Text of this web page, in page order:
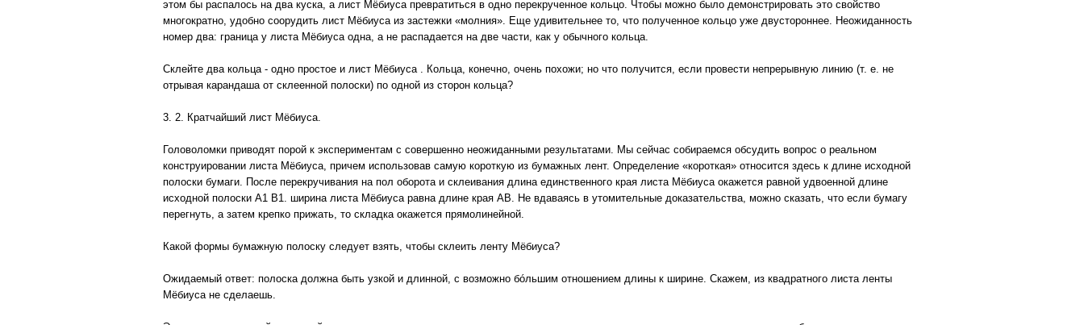
этом бы распалось на два куска, а лист Мёбиуса превратиться в одно перекрученное кольцо. Чтобы можно было демонстрировать это свойство
многократно, удобно соорудить лист Мёбиуса из застежки «молния». Еще удивительнее то, что полученное кольцо уже двустороннее. Неожиданность
номер два: граница у листа Мёбиуса одна, а не распадается на две части, как у обычного кольца.
Склейте два кольца - одно простое и лист Мёбиуса . Кольца, конечно, очень похожи; но что получится, если провести непрерывную линию (т. е. не
отрывая карандаша от склеенной полоски) по одной из сторон кольца?
3. 2. Кратчайший лист Мёбиуса.
Головоломки приводят порой к экспериментам с совершенно неожиданными результатами. Мы сейчас собираемся обсудить вопрос о реальном
конструировании листа Мёбиуса, причем использовав самую короткую из бумажных лент. Определение «короткая» относится здесь к длине исходной
полоски бумаги. После перекручивания на пол оборота и склеивания длина единственного края листа Мёбиуса окажется равной удвоенной длине
исходной полоски А1 В1. ширина листа Мёбиуса равна длине края АВ. Не вдаваясь в утомительные доказательства, можно сказать, что если бумагу
перегнуть, а затем крепко прижать, то складка окажется прямолинейной.
Какой формы бумажную полоску следует взять, чтобы склеить ленту Мёбиуса?
Ожидаемый ответ: полоска должна быть узкой и длинной, с возможно бóльшим отношением длины к ширине. Скажем, из квадратного листа ленты
Мёбиуса не сделаешь.